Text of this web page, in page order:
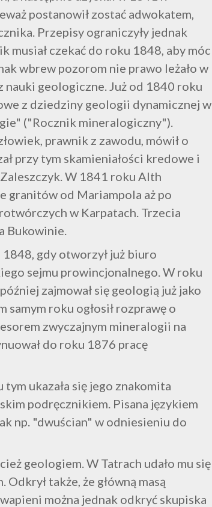
postanowił zostać adwokatem,
Przepisy ograniczyły jednak
musiał czekać do roku 1848, aby móc
wbrew pozorom nie prawo leżało w
geologiczne. Już od 1840 roku
z dziedziny geologii dynamicznej w
("Rocznik mineralogiczny").
prawnik z zawodu, mówił o
przy tym skamieniałości kredowe i
W 1841 roku Alth
granitów od Mariampola aż po
w Karpatach. Trzecia
Bukowinie.
gdy otworzył już biuro
sejmu prowincjonalnego. W roku
zajmował się geologią już jako
roku ogłosił rozprawę o
zwyczajnym mineralogii na
do roku 1876 pracę
ukazała się jego znakomita
podręcznikiem. Pisana językiem
np. "dwuścian" w odniesieniu do
geologiem. W Tatrach udało mu się
także, że główną masą
można jednak odkryć skupiska